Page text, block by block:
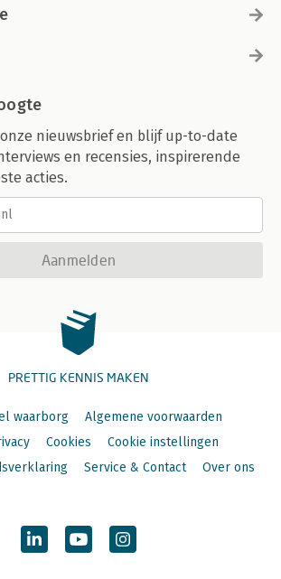
nieuwsbrief en blijf up-to-date
en recensies, inspirerende
acties.
Aanmelden
PRETTIG KENNIS MAKEN
waarborg
Algemene voorwaarden
Cookies
Cookie instellingen
Service & Contact Over ons